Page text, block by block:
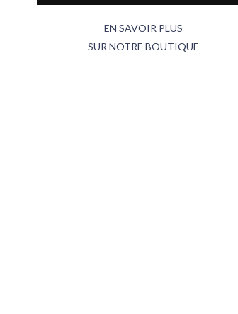
EN SAVOIR PLUS
SUR NOTRE BOUTIQUE